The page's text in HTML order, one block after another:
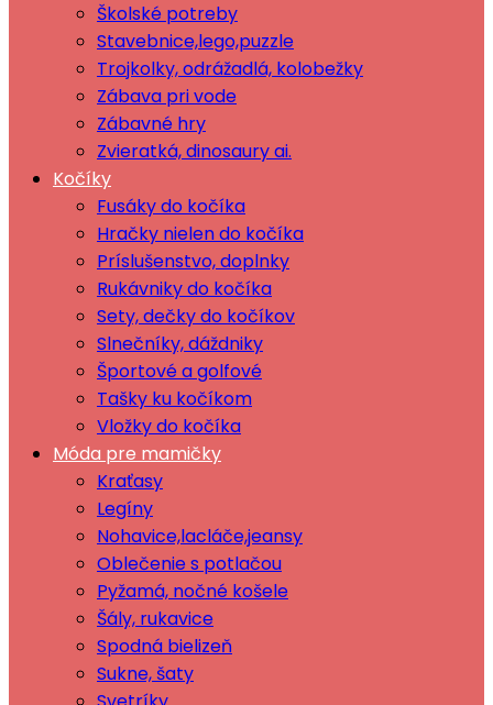
Školské potreby
Stavebnice,lego,puzzle
Trojkolky, odrážadlá, kolobežky
Zábava pri vode
Zábavné hry
Zvieratká, dinosaury ai.
Kočíky
Fusáky do kočíka
Hračky nielen do kočíka
Príslušenstvo, doplnky
Rukávniky do kočíka
Sety, dečky do kočíkov
Slnečníky, dáždniky
Športové a golfové
Tašky ku kočíkom
Vložky do kočíka
Móda pre mamičky
Kraťasy
Legíny
Nohavice,lacláče,jeansy
Oblečenie s potlačou
Pyžamá, nočné košele
Šály, rukavice
Spodná bielizeň
Sukne, šaty